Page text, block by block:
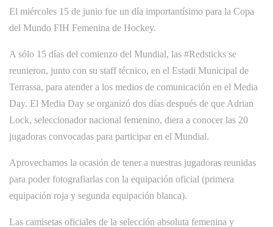
El miércoles 15 de junio fue un día importantísimo para la Copa
del Mundo FIH Femenina de Hockey.
A sólo 15 días del comienzo del Mundial, las #Redsticks se
reunieron, junto con su staff técnico, en el Estadi Municipal de
Terrassa, para atender a los medios de comunicación en el Media
Day. El Media Day se organizó dos días después de que Adrian
Lock, seleccionador nacional femenino, diera a conocer las 20
jugadoras convocadas para participar en el Mundial.
Aprovechamos la ocasión de tener a nuestras jugadoras reunidas
para poder fotografiarlas con la equipación oficial (primera
equipación roja y segunda equipación blanca).
Las camisetas oficiales de la selección absoluta femenina y